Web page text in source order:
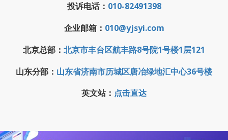
投诉电话： 010-82491398
企业邮箱： 010@yjsyi.com
北京总部： 北京市丰台区航丰路8号院1号楼1层121
山东分部： 山东省济南市历城区唐冶绿地汇中心36号楼
英文站： 点击直达